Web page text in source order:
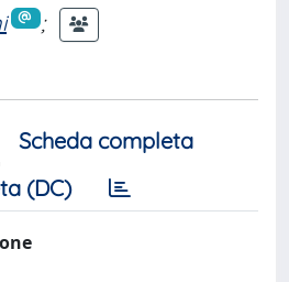
;
Scheda completa
(DC)